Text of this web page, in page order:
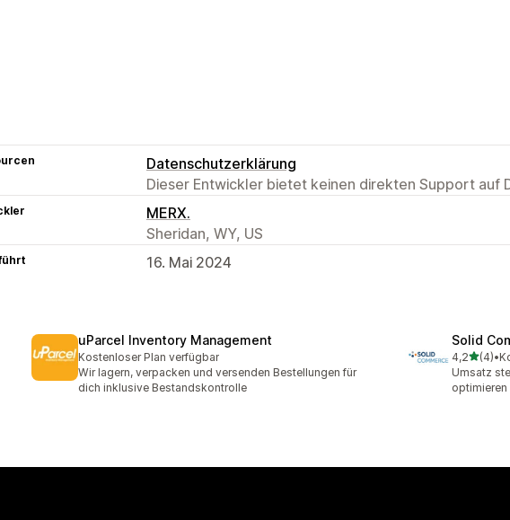
Datenschutzerklärung
Dieser Entwickler bietet keinen direkten Support auf
MERX.
Sheridan, WY, US
16. Mai 2024
uParcel Inventory Management
Kostenloser Plan verfügbar
Wir lagern, verpacken und versenden Bestellungen für
dich inklusive Bestandskontrolle
Solid
4,2von 5
(4)
4 •
Umsatz
optimieren